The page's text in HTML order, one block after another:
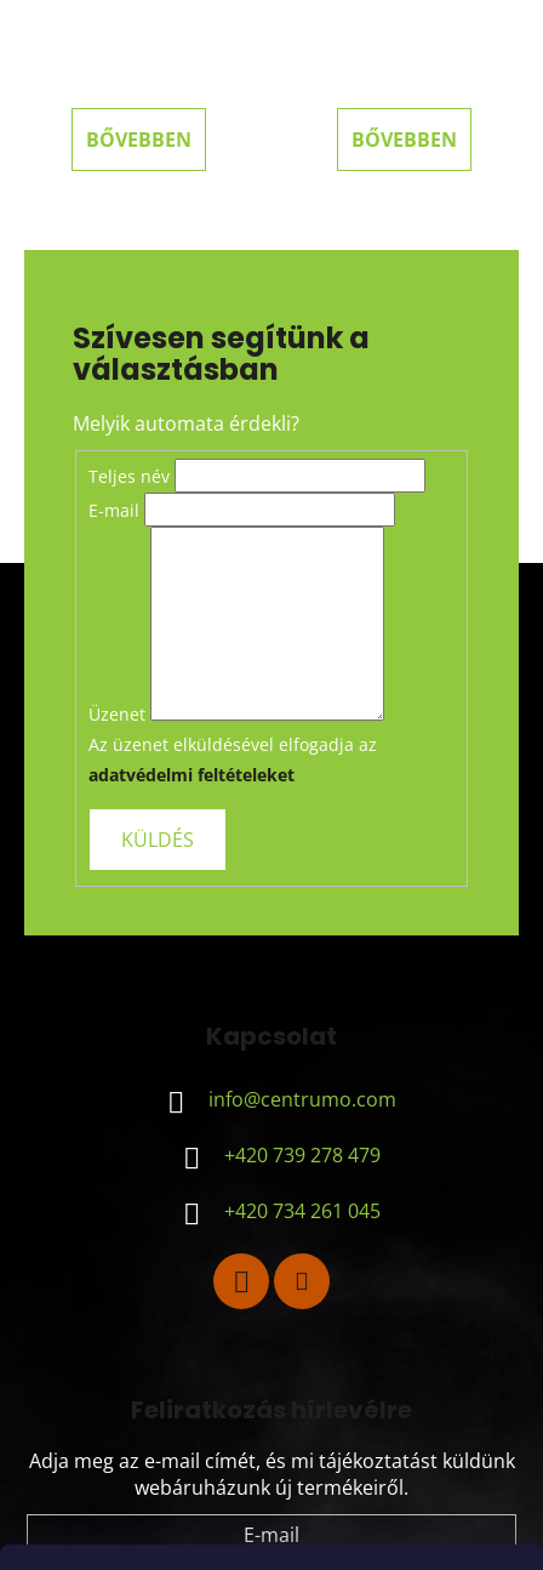
BŐVEBBEN BŐVEBBEN
Kapcsolat
info@centrumo.com
+420 739 278 479
+420 734 261 045
Feliratkozás hírlevélre
Adja meg az e-mail címét, és mi tájékoztatást küldünk
webáruházunk új termékeiről.
E-mail
Szívesen segítünk a
választásban
Melyik automata érdekli?
Teljes név
E-mail
Üzenet
Az üzenet elküldésével elfogadja az
adatvédelmi feltételeket